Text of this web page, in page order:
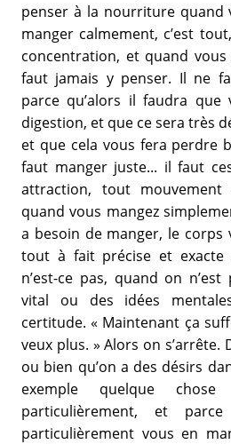
penser à la nourriture quand
manger calmement, c’est
concentration, et quand
faut jamais y penser. Il ne
parce qu’alors il faudra que
digestion, et que ce sera très
et que cela vous fera perdre
faut manger juste... il faut
attraction, tout
quand vous mangez
a besoin de manger, le corps
tout à fait précise et exacte
n’est-ce pas, quand on
vital ou des idées
certitude. « Maintenant ça
veux plus. » Alors on s’arrête.
ou bien qu’on a des désirs
exemple quelque
particulièrement, et
particulièrement vous en